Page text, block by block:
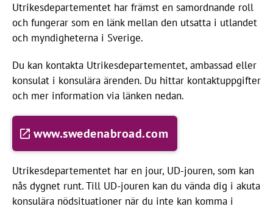
Utrikesdepartementet har främst en samordnande roll
och fungerar som en länk mellan den utsatta i utlandet
och myndigheterna i Sverige.
Du kan kontakta Utrikesdepartementet, ambassad eller
konsulat i konsulära ärenden. Du hittar kontaktuppgifter
och mer information via länken nedan.
www.swedenabroad.com
Utrikesdepartementet har en jour, UD-jouren, som kan
nås dygnet runt. Till UD-jouren kan du vända dig i akuta
konsulära nödsituationer när du inte kan komma i